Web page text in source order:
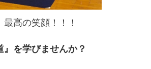
高の笑顔！！！
を学びませんか？